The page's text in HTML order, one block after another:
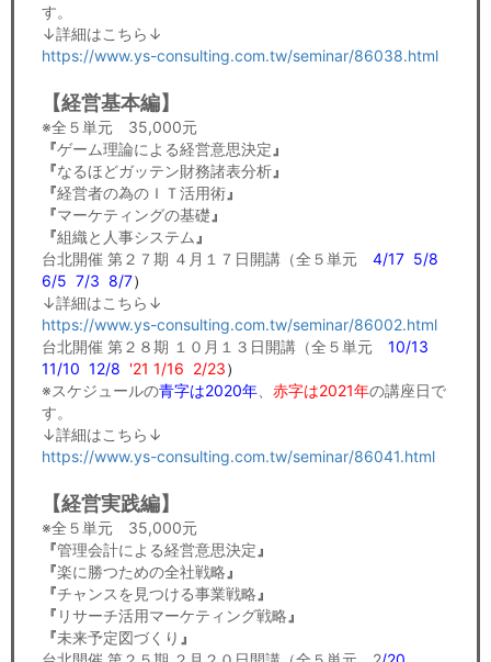
す。
↓詳細はこちら↓
https://www.ys-consulting.com.tw/seminar/86038.html
【経営基本編】
※全５単元 35,000元
『ゲーム理論による経営意思決定 』
『なるほどガッテン財務諸表分析』
『経営者の為のＩＴ活用術』
『マーケティングの基礎 』
『組織と人事システム 』
台北開催 第２７期 ４月１７日開講（全５単元 4/17 5/8
6/5 7/3 8/7）
↓詳細はこちら↓
https://www.ys-consulting.com.tw/seminar/86002.html
台北開催 第２８期 １０月１３日開講（全５単元 10/13
11/10 12/8 '21 1/16 2/23）
※スケジュールの青字は2020年 赤字は2021年の講座日で
す。
↓詳細はこちら↓
https://www.ys-consulting.com.tw/seminar/86041.html
【経営実践編】
※全５単元 35,000元
『管理会計による経営意思決定 』
『楽に勝つための全社戦略 』
『チャンスを見つける事業戦略 』
『 リサーチ活用マーケティング戦略 』
『未来予定図づくり 』